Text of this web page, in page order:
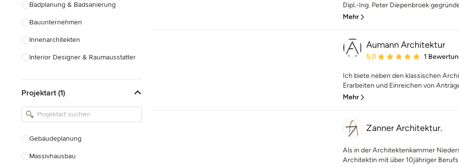
Badplanung & Badsanierung
Bauunternehmen
Innenarchitekten
Interior Designer & Raumausstatter
Landschaftsarchitekten
Armaturen & Sanitärbedarf
Einbauschränke
Projektart (1)
Gebäudeplanung
Massivhausbau
Dipl.-Ing. Peter Diepenbroek
Mehr
Aumann Architektur
Durchschnittliche Bewertung:
5,0 1
Ich biete neben den klassischen
Erarbeiten und Einreichen von
Mehr
Zanner Architektur.
Als in der Architektenkammer
Architektin mit über 10jähriger